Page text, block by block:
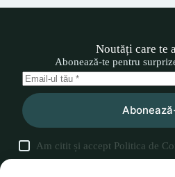
Noutăți care te
Abonează-te pentru
Am citit și accept Politica de